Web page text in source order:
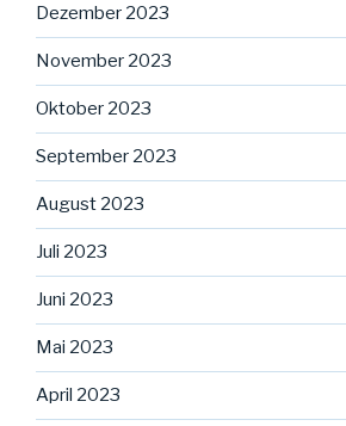
Dezember 2023
November 2023
Oktober 2023
September 2023
August 2023
Juli 2023
Juni 2023
Mai 2023
April 2023